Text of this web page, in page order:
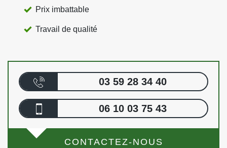
Prix imbattable
Travail de qualité
03 59 28 34 40
06 10 03 75 43
CONTACTEZ-NOUS